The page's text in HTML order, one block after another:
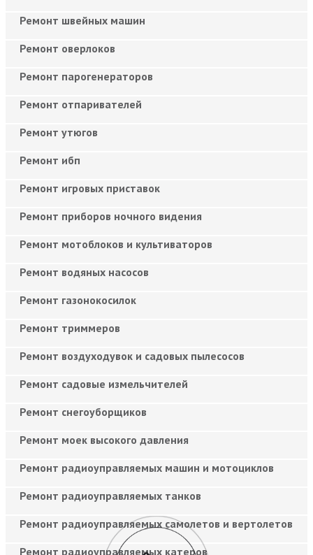
Ремонт швейных машин
Ремонт оверлоков
Ремонт парогенераторов
Ремонт отпаривателей
Ремонт утюгов
Ремонт ибп
Ремонт игровых приставок
Ремонт приборов ночного видения
Ремонт мотоблоков и культиваторов
Ремонт водяных насосов
Ремонт газонокосилок
Ремонт триммеров
Ремонт воздуходувок и садовых пылесосов
Ремонт садовые измельчителей
Ремонт снегоуборщиков
Ремонт моек высокого давления
Ремонт радиоуправляемых машин и мотоциклов
Ремонт радиоуправляемых танков
Ремонт радиоуправляемых самолетов и вертолетов
Ремонт радиоуправляемых катеров